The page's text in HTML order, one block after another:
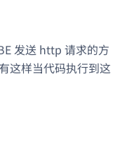
发送 http 请求的方
这样当代码执行到这